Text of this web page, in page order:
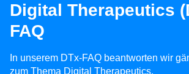
Digital Therapeutics
FAQ
In unserem DTx-FAQ beantworten wir
zum Thema Digital Therapeutics.